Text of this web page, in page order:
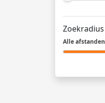
Zoekradius
Alle afstanden